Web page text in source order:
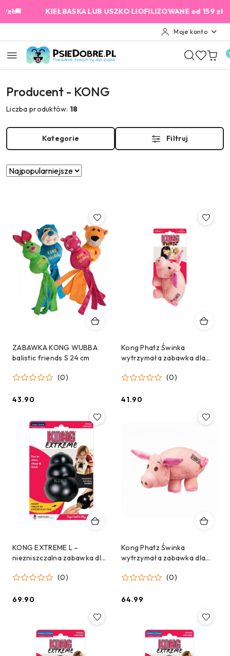
Przejdź do treści głównej
Przejdź do wyszukiwarki
Przejdź do moje konto
Przejdź do menu głównego
Przejdź do stopki
KIEŁBASKA LUB USZKO LIOFILIZOWANE od 159 zł
Moje konto
Producent - KONG
Liczba produktów: 18
Kategorie Filtruj
Zastosowano
Sortuj
ZABAWKA KONG WUBBA
balistic friends S 24 cm
(0)
Cena:
43.90
Kong Phatz Świnka
wytrzymała zabawka dla
(0)
Cena:
41.90
KONG EXTREME L –
niezniszczalna zabawka dla
(0)
Cena:
69.90
Kong Phatz Świnka
wytrzymała zabawka dla
(0)
Cena:
64.99